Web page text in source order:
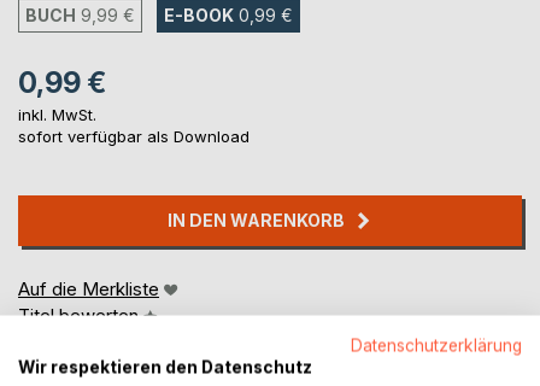
BUCH 9,99 € E-BOOK 0,99 €
0,99 €
inkl. MwSt.
sofort verfügbar als Download
IN DEN WARENKORB
Auf die Merkliste
Titel bewerten
Datenschutzerklärung
Wir respektieren den Datenschutz